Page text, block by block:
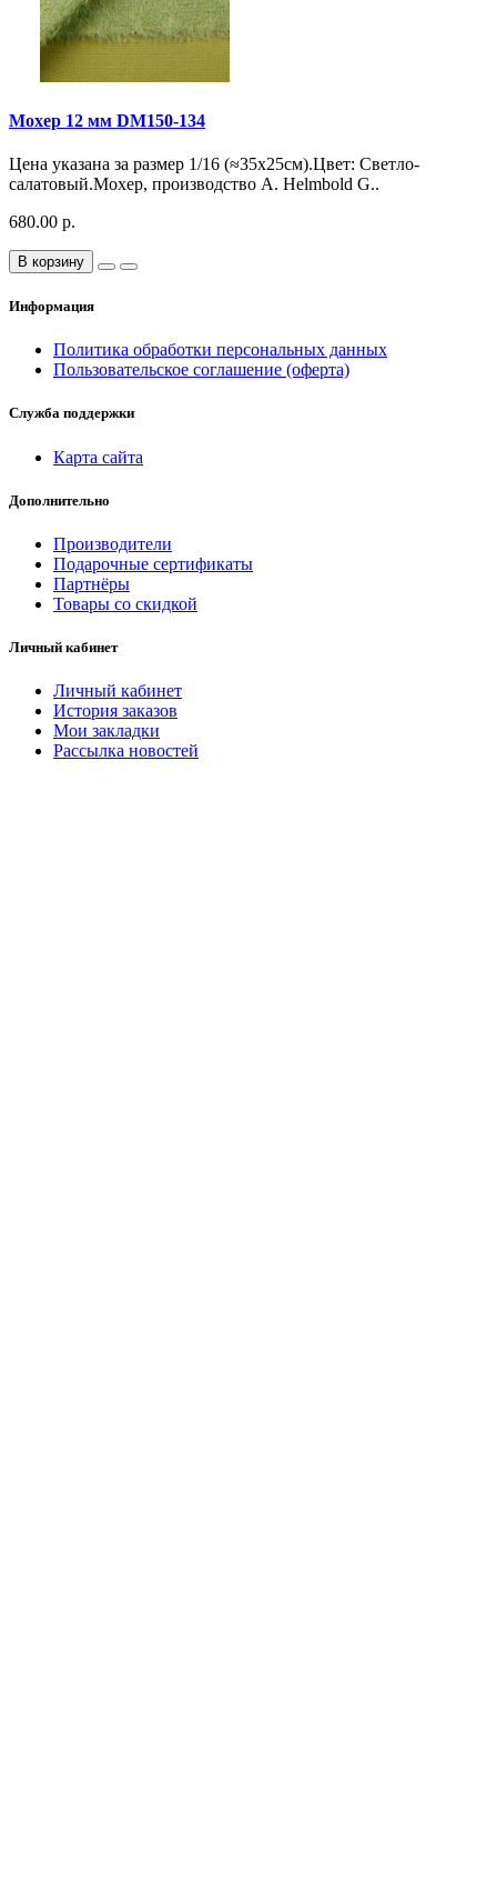
Мохер 12 мм DM150-134
Цена указана за размер 1/16 (≈35х25см).Цвет: Светло-
салатовый.Мохер, производство A. Helmbold G..
680.00 р.
В корзину
Информация
Политика обработки персональных данных
Пользовательское соглашение (оферта)
Служба поддержки
Карта сайта
Дополнительно
Производители
Подарочные сертификаты
Партнёры
Товары со скидкой
Личный кабинет
Личный кабинет
История заказов
Мои закладки
Рассылка новостей